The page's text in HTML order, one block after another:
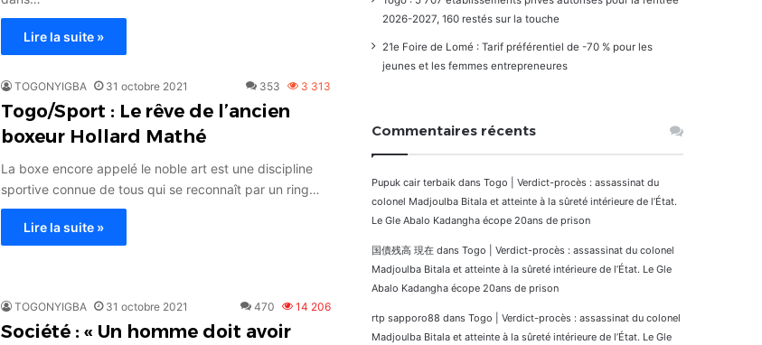
Lire la suite »
TOGONYIGBA 31 octobre 2021 353 3 313
Togo/Sport : Le rêve de l’ancien
boxeur Hollard Mathé
La boxe encore appelé le noble art est une discipline
sportive connue de tous qui se reconnaît par un ring…
Lire la suite »
TOGONYIGBA 31 octobre 2021 470 14 206
Société : « Un homme doit avoir
2026-2027, 160 restés sur la touche
21e Foire de Lomé : Tarif préférentiel de -70 % pour les
jeunes et les femmes entrepreneures
Commentaires récents
Pupuk cair terbaik dans Togo | Verdict-procès : assassinat du
colonel Madjoulba Bitala et atteinte à la sûreté intérieure de l’État.
Le Gle Abalo Kadangha écope 20ans de prison
国債残高 現在 dans Togo | Verdict-procès : assassinat du colonel
Madjoulba Bitala et atteinte à la sûreté intérieure de l’État. Le Gle
Abalo Kadangha écope 20ans de prison
rtp sapporo88 dans Togo | Verdict-procès : assassinat du colonel
Madjoulba Bitala et atteinte à la sûreté intérieure de l’État. Le Gle